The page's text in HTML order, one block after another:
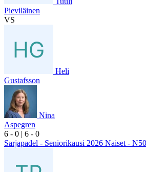
Pieviläinen
VS
Heli
Gustafsson
Nina
Aspegren
6 - 0 | 6 - 0
Sarjapadel - Seniorikausi 2026 Naiset -